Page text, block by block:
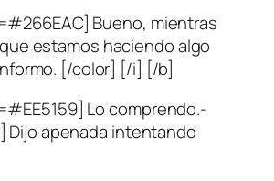
Bueno, mientras
estamos haciendo algo
[/color] [/i] [/b]
Lo comprendo.-
apenada intentando